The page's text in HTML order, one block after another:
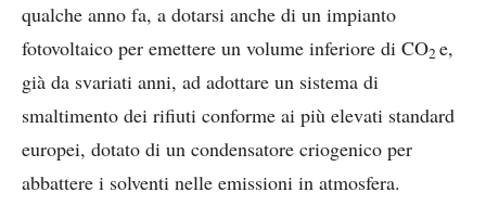
qualche anno fa, a dotarsi anche di un impianto
fotovoltaico per emettere un volume inferiore di CO2e,
già da svariati anni, ad adottare un sistema di
smaltimento dei rifiuti conforme ai più elevati standard
europei, dotato di un condensatore criogenico per
abbattere i solventi nelle emissioni in atmosfera.